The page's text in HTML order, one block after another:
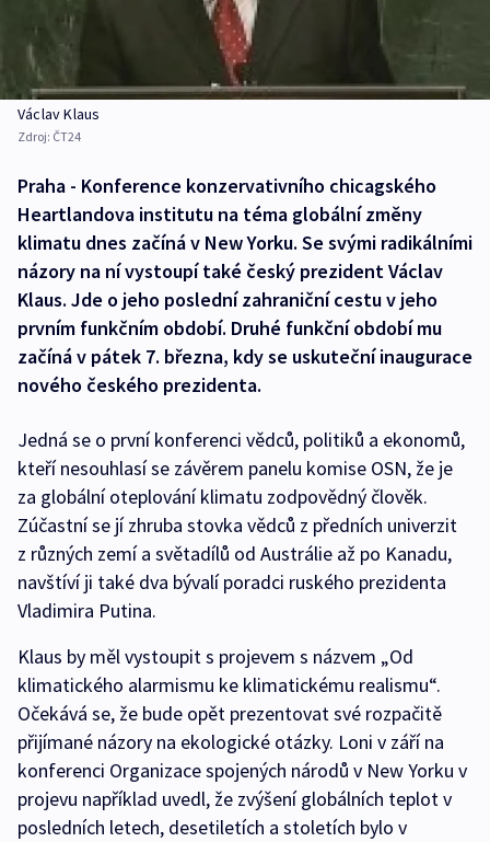
Václav Klaus
Zdroj: ČT24
Praha - Konference konzervativního chicagského
Heartlandova institutu na téma globální změny
klimatu dnes začíná v New Yorku. Se svými radikálními
názory na ní vystoupí také český prezident Václav
Klaus. Jde o jeho poslední zahraniční cestu v jeho
prvním funkčním období. Druhé funkční období mu
začíná v pátek 7. března, kdy se uskuteční inaugurace
nového českého prezidenta.
Jedná se o první konferenci vědců, politiků a ekonomů,
kteří nesouhlasí se závěrem panelu komise OSN, že je
za globální oteplování klimatu zodpovědný člověk.
Zúčastní se jí zhruba stovka vědců z předních univerzit
z různých zemí a světadílů od Austrálie až po Kanadu,
navštíví ji také dva bývalí poradci ruského prezidenta
Vladimira Putina.
Klaus by měl vystoupit s projevem s názvem „Od
klimatického alarmismu ke klimatickému realismu“.
Očekává se, že bude opět prezentovat své rozpačitě
přijímané názory na ekologické otázky. Loni v září na
konferenci Organizace spojených národů v New Yorku v
projevu například uvedl, že zvýšení globálních teplot v
posledních letech, desetiletích a stoletích bylo v